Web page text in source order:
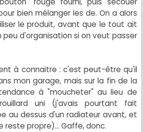
bien mélanger les de. On a alors
le produit, avant que le tout ait
peu d'organisation si on veut passer
à connaitre : c'est peut-être qu'il
mon garage, mais sur la fin de la
à "moucheter" au lieu de
uni (j'avais pourtant fait
au dessus d'un radiateur avant, et
reste propre)... Gaffe, donc.